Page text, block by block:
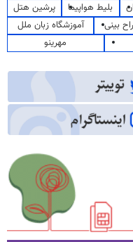
بلیط هواپیما
پرشین هتل
بینی
آموزشگاه زبان ملل
مهرینو